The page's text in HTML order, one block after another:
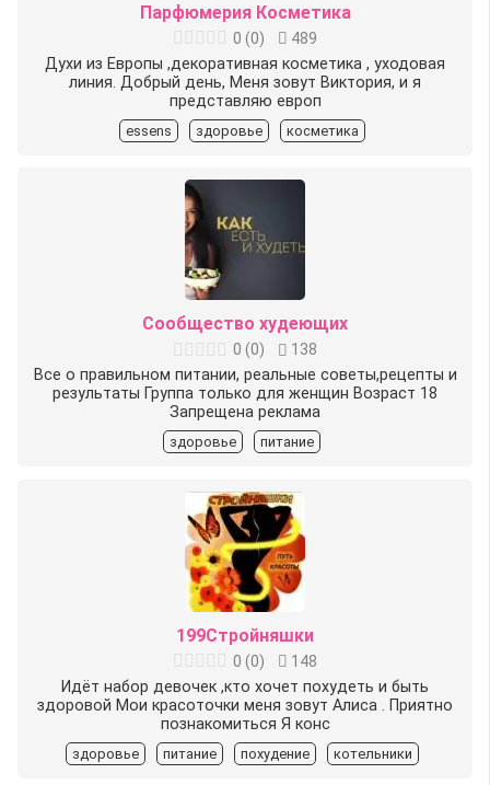
Парфюмерия Косметика
0 (0)
489
Духи из Европы ,декоративная косметика , уходовая
линия. Добрый день, Меня зовут Виктория, и я
представляю европ
essens здоровье косметика
Сообщество худеющих
0 (0)
138
Все о правильном питании, реальные советы,рецепты и
результаты Группа только для женщин Возраст 18
Запрещена реклама
здоровье питание
199Стройняшки
0 (0)
148
Идёт набор девочек ,кто хочет похудеть и быть
здоровой Мои красоточки меня зовут Алиса . Приятно
познакомиться Я конс
здоровье питание похудение котельники